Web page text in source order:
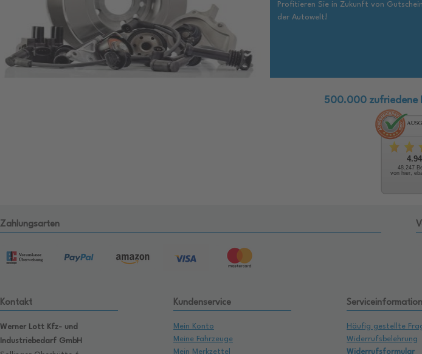
Profitieren Sie in Zukunft von
der Autowelt!
500.000 zufriedene
4.94
48.247
von hier,
Zahlungsarten
Kontakt
Werner Lott Kfz- und
Industriebedarf GmbH
Kundenservice
Mein Konto
Meine Fahrzeuge
Mein Merkzettel
Häufig gestellte
Widerrufsbelehrung
Widerrufsformular